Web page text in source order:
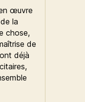
œuvre
la
chose,
de
déjà